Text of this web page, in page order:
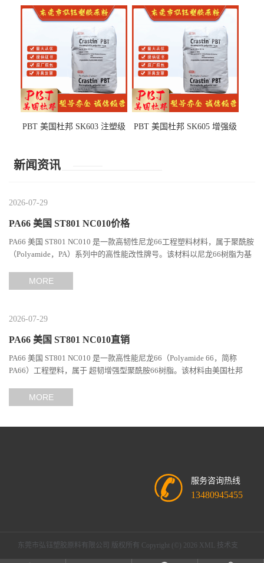
部件
PBT 美国杜邦 SK603 注塑级
PBT 美国杜邦 SK605 增强级
新闻资讯
2026-07-29
PA66 美国 ST801 NC010价格
PA66 美国 ST801 NC010 是一款高韧性尼龙66工程塑料材料，属于聚酰胺
（Polyamide，PA）系列中的高性能改性牌号。该材料以尼龙66树脂为基
MORE
2026-07-29
PA66 美国 ST801 NC010直销
PA66 美国 ST801 NC010 是一款高性能尼龙66（Polyamide 66，简称
PA66）工程塑料，属于 超韧增强型聚酰胺66树脂。该材料由美国杜邦
MORE
服务咨询热线
13480945455
东莞市弘钰塑胶原料有限公司 版权所有 Copyright (©) 2026 XML 技术支